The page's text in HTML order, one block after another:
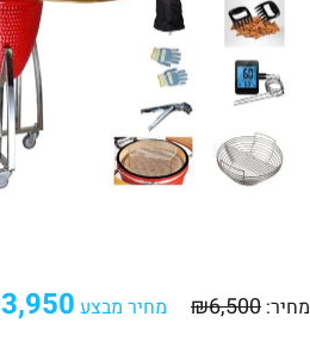
מחיר: ₪6,500 מחיר מבצע 3,950